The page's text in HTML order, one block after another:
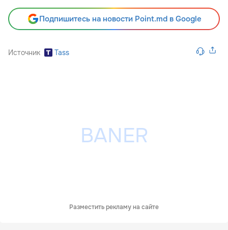
Подпишитесь на новости Point.md в Google
Источник Tass
Разместить рекламу на сайте